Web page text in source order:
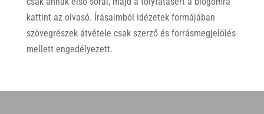
kattint az olvasó. Írásaimból idézetek formájában
szövegrészek átvétele csak szerző és forrásmegjelölés
mellett engedélyezett.